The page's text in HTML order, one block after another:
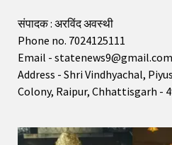
संपादक : अरविंद अवस्थी
Phone no. 7024125111
Email - statenews9@gmail.com
Address - Shri Vindhyachal,
Colony, Raipur, Chhattisgarh -